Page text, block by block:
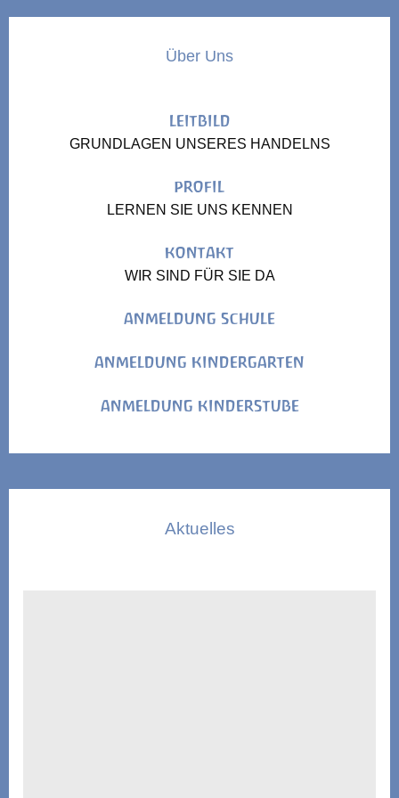
Über Uns
LEITBILD
GRUNDLAGEN UNSERES HANDELNS
PROFIL
LERNEN SIE UNS KENNEN
KONTAKT
WIR SIND FÜR SIE DA
ANMELDUNG SCHULE
ANMELDUNG KINDERGARTEN
ANMELDUNG KINDERSTUBE
Aktuelles